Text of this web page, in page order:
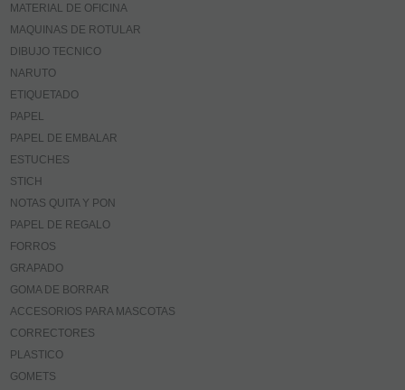
MATERIAL DE OFICINA
MAQUINAS DE ROTULAR
DIBUJO TECNICO
NARUTO
ETIQUETADO
PAPEL
PAPEL DE EMBALAR
ESTUCHES
STICH
NOTAS QUITA Y PON
PAPEL DE REGALO
FORROS
GRAPADO
GOMA DE BORRAR
ACCESORIOS PARA MASCOTAS
CORRECTORES
PLASTICO
GOMETS